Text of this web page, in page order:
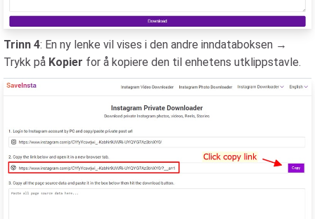
Trinn 4: En ny lenke vil vises i den andre inndataboksen →
Trykk på Kopier for å kopiere den til enhetens utklippstavle.